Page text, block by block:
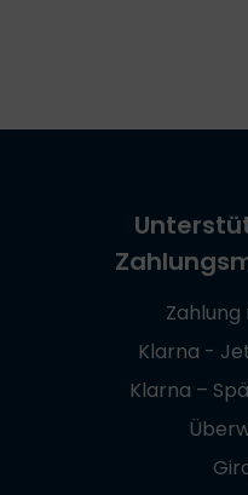
Klarna -
Klarna –